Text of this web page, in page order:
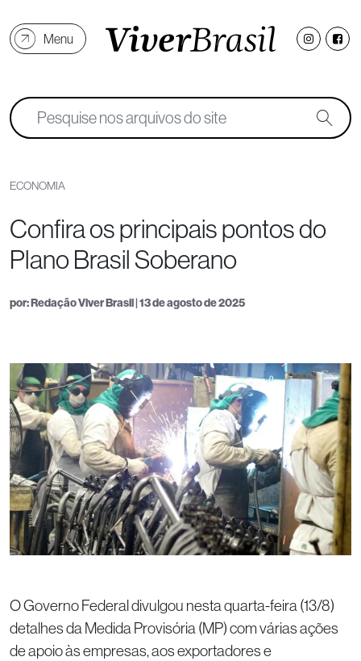
Menu
ECONOMIA
Confira os principais pontos do
Plano Brasil Soberano
por: Redação Viver Brasil | 13 de agosto de 2025
O Governo Federal divulgou nesta quarta-feira (13/8)
detalhes da Medida Provisória (MP) com várias ações
de apoio às empresas, aos exportadores e